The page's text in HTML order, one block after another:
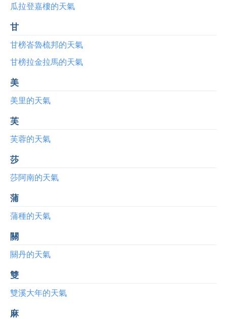
瓜拉登嘉樓的天氣
甘
甘榜峇魯梳邦的天氣
甘榜拉金拉馬的天氣
美
美里的天氣
芙
芙蓉的天氣
莎
莎阿南的天氣
蒲
蒲種的天氣
關
關丹的天氣
雙
雙溪大年的天氣
麻